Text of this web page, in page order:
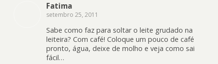
Fatima
setembro 25, 2011
Sabe como faz para soltar o leite grudado na
leiteira? Com café! Coloque um pouco de café
pronto, água, deixe de molho e veja como sai
fácil…